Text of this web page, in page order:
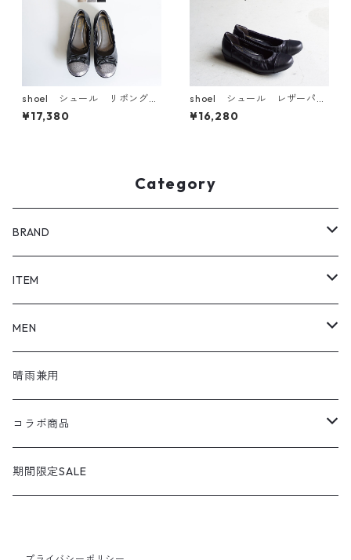
shoel シュール リボングリ
ッターレザーパンプス 6463
¥17,380
shoel シュール レザーパン
プス 5790
¥16,280
Category
BRAND
SHOEL / シュール
shoel mine / シュールマイン
shoel SPORT / シュールスポーツ
shoel men / シュールメンズ
KIZARINA / キザリナ
ITEM
pumps / パンプス
loafers / ローファー
lace up / レースアップ
strap shoes / ストラップシューズ
MEN
シューズ
晴雨兼用
コラボ商品
広島東洋カープコラボ
期間限定SALE